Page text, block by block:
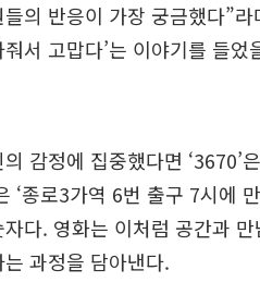
의 반응이 가장 궁금했다”
서 고맙다’는 이야기를 들
감정에 집중했다면 ‘3670’
‘종로3가역 6번 출구 7시에
다. 영화는 이처럼 공간과
과정을 담아낸다.